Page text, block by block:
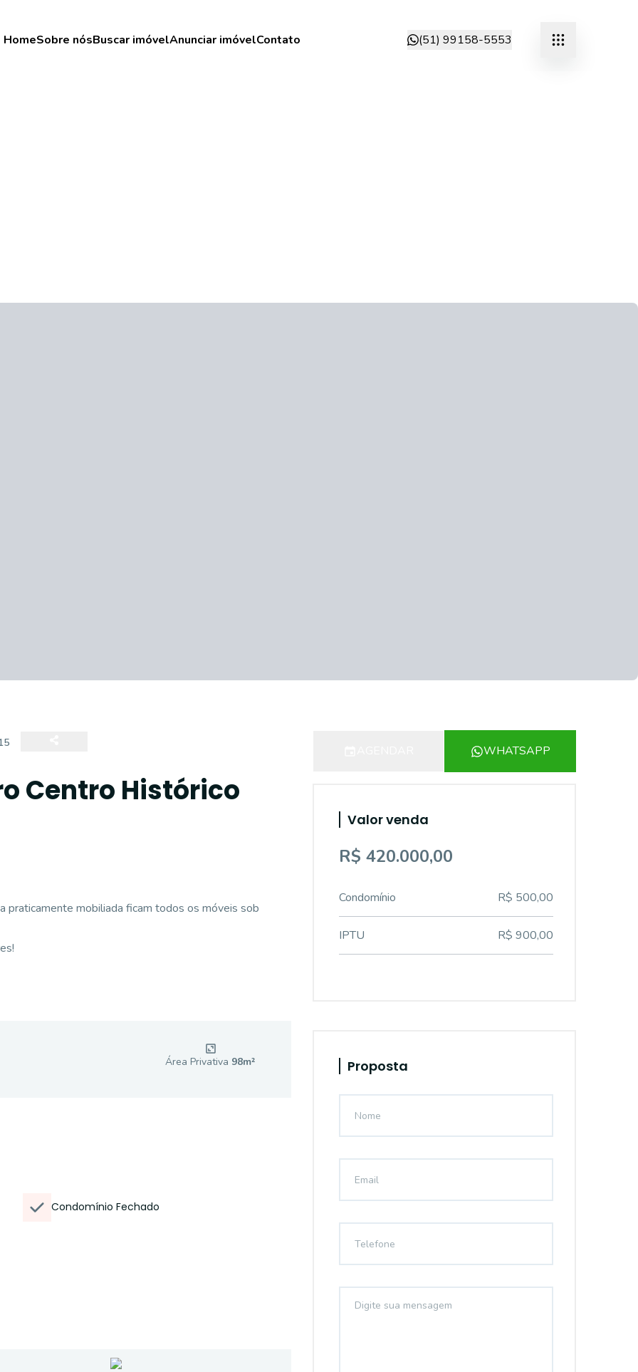
HomeSobre nósBuscar imóvelAnunciar imóvelContato (51) 99158-5553
Centro Histórico
praticamente mobiliada ficam todos os móveis sob
Área Privativa 98m²
Condomínio Fechado
WHATSAPP
Valor venda
R$ 420.000,00
Condomínio R$ 500,00
IPTU R$ 900,00
Proposta